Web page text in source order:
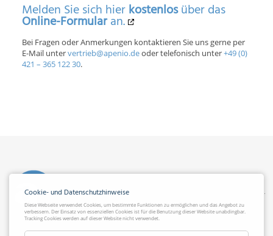
Melden Sie sich hierkostenlosüber das
Online-Formularan.
Bei Fragen oder Anmerkungen kontaktieren Sie uns gerne per
E-Mail untervertrieb@apenio.deoder telefonisch unter+49 (0)
421 – 365 122 30.
Cookie- und Datenschutzhinweise
Diese Webseite verwendet Cookies, um bestimmte Funktionen zu ermöglichen und das Angebot zu
verbessern. Der Einsatz von essenziellen Cookies ist für die Benutzung dieser Website unabdingbar.
Tracking Cookies werden auf dieser Website nicht verwendet.